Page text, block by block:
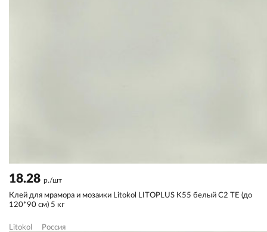
18.28 р./шт
Клей для мрамора и мозаики Litokol LITOPLUS K55 белый С2 TЕ (до
120*90 см) 5 кг
Litokol Россия